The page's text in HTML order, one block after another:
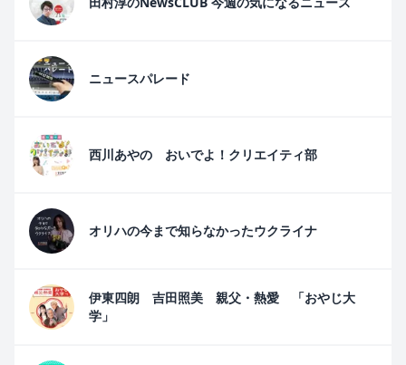
ニュースパレード
西川あやの おいでよ！クリエイティ部
オリハの今まで知らなかったウクライナ
伊東四朗 吉田照美 親父・熱愛 「おやじ大
学」